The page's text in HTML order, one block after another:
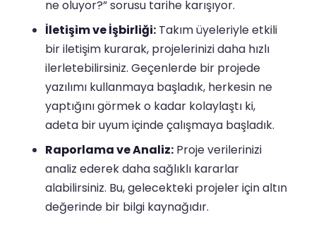
ne oluyor?” sorusu tarihe karışıyor.
İletişim ve İşbirliği: Takım üyeleriyle etkili
bir iletişim kurarak, projelerinizi daha hızlı
ilerletebilirsiniz. Geçenlerde bir projede
yazılımı kullanmaya başladık, herkesin ne
yaptığını görmek o kadar kolaylaştı ki,
adeta bir uyum içinde çalışmaya başladık.
Raporlama ve Analiz: Proje verilerinizi
analiz ederek daha sağlıklı kararlar
alabilirsiniz. Bu, gelecekteki projeler için altın
değerinde bir bilgi kaynağıdır.